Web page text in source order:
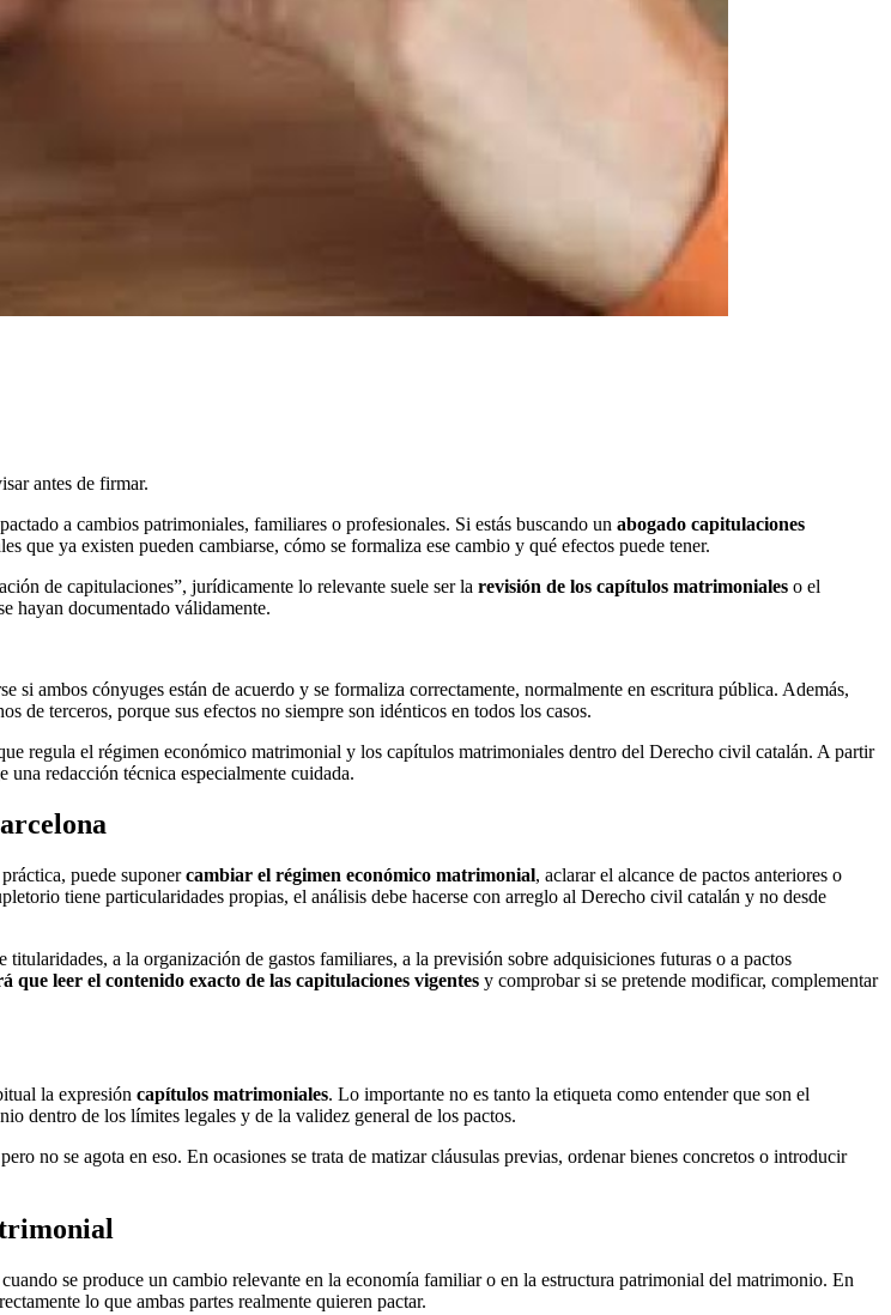
antes de firmar.
a cambios patrimoniales, familiares o profesionales. Si estás buscando un abogado capitulaciones
que ya existen pueden cambiarse, cómo se formaliza ese cambio y qué efectos puede tener.
de capitulaciones”, jurídicamente lo relevante suele ser la revisión de los capítulos matrimoniales o el
hayan documentado válidamente.
ambos cónyuges están de acuerdo y se formaliza correctamente, normalmente en escritura pública. Además,
de terceros, porque sus efectos no siempre son idénticos en todos los casos.
regula el régimen económico matrimonial y los capítulos matrimoniales dentro del Derecho civil catalán. A partir
redacción técnica especialmente cuidada.
puede suponercambiar el régimen económico matrimonial, aclarar el alcance de pactos anteriores o
tiene particularidades propias, el análisis debe hacerse con arreglo al Derecho civil catalán y no desde
a la organización de gastos familiares, a la previsión sobre adquisiciones futuras o a pactos
que leer el contenido exacto de las capitulaciones vigentes y comprobar si se pretende modificar, complementar
la expresión capítulos matrimoniales. Lo importante no es tanto la etiqueta como entender que son el
dentro de los límites legales y de la validez general de los pactos.
no se agota en eso. En ocasiones se trata de matizar cláusulas previas, ordenar bienes concretos o introducir
se produce un cambio relevante en la economía familiar o en la estructura patrimonial del matrimonio. En
lo que ambas partes realmente quieren pactar.